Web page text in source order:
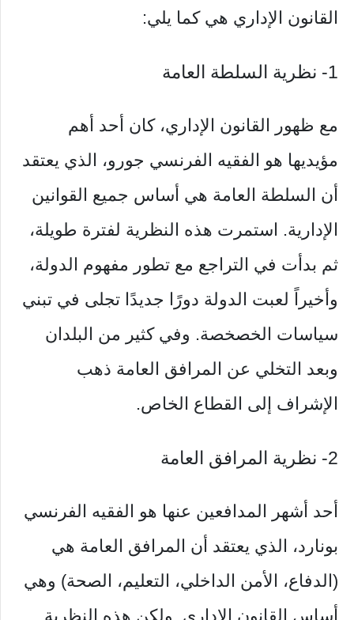
القانون الإداري هي كما يلي:
1- نظرية السلطة العامة
مع ظهور القانون الإداري، كان أحد أهم
مؤيديها هو الفقيه الفرنسي جورو، الذي يعتقد
أن السلطة العامة هي أساس جميع القوانين
الإدارية. استمرت هذه النظرية لفترة طويلة،
ثم بدأت في التراجع مع تطور مفهوم الدولة،
وأخيراً لعبت الدولة دورًا جديدًا تجلى في تبني
سياسات الخصخصة. وفي كثير من البلدان
وبعد التخلي عن المرافق العامة ذهب
الإشراف إلى القطاع الخاص.
2- نظرية المرافق العامة
أحد أشهر المدافعين عنها هو الفقيه الفرنسي
بونارد، الذي يعتقد أن المرافق العامة هي
(الدفاع، الأمن الداخلي، التعليم، الصحة) وهي
أساس القانون الإداري. ولكن هذه النظرية